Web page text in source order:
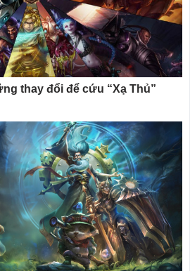
thay đổi để cứu “Xạ Thủ”